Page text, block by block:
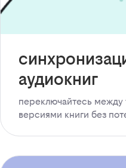
аудиокниг
переключайтесь между
версиями книги без